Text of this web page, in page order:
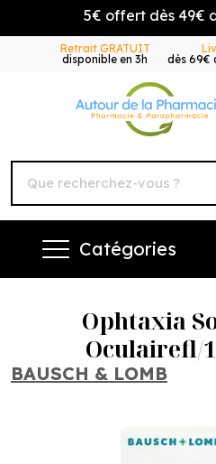
5€ offert dès 49€
Retrait GRATUIT
disponible en 3h
dès 69€
Catégories
Ophtaxia
Oculairefl/
BAUSCH & LOMB